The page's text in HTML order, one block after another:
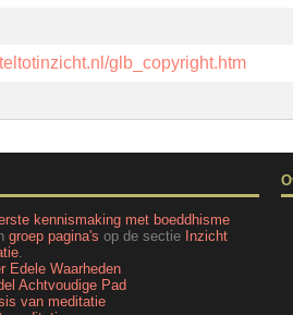
glb_copyright.htm
kennismaking met boeddhisme
groep pagina's op de sectie Inzicht
Edele Waarheden
Achtvoudige Pad
van meditatie